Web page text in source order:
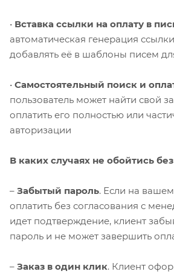
• Вставка ссылки на оплату в
автоматическая генерация
добавлять её в шаблоны писем
• Самостоятельный поиск и
пользователь может найти свой
оплатить его полностью или
авторизации
В каких случаях не обойтись
– Забытый пароль. Если на
оплатить без согласования с
идет подтверждение, клиент
пароль и не может завершить
– Заказ в один клик. Клиент